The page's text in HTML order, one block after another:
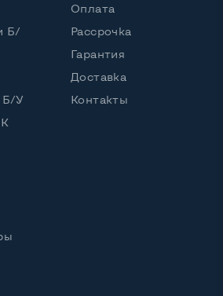
Б/
Б/У
Оплата
Рассрочка
Гарантия
Доставка
Контакты